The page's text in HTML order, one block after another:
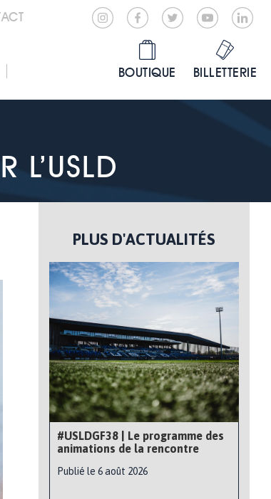
BOUTIQUE BILLETTERIE
L’USLD
PLUS D'ACTUALITÉS
#USLDGF38 | Le programme des
animations de la rencontre
Publié le 6 août 2026